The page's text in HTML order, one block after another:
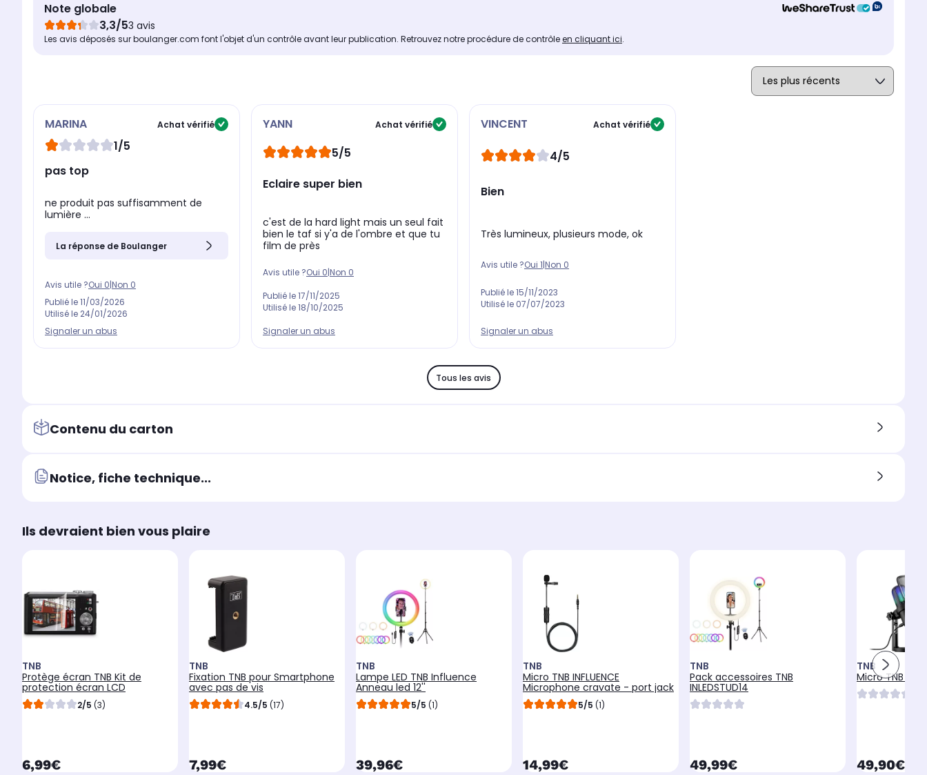
Note globale
3,3/53 avis
Les avis déposés sur boulanger.com font l'objet d'un contrôle avant leur publication. Retrouvez notre procédure de contrôleen cliquant ici.
MARINA Achat vérifié
1/5
pas top
ne produit pas suffisamment de
lumière ...
La réponse de Boulanger
Avis utile ?Oui 0|Non 0
Publié le11/03/2026
Utilisé le 24/01/2026
Signaler un abus
YANN Achat vérifié
5/5
Eclaire super bien
c'est de la hard light mais un seul fait
bien le taf si y'a de l'ombre et que tu
film de près
Avis utile ?Oui 0|Non 0
Publié le17/11/2025
Utilisé le18/10/2025
Signaler un abus
VINCENT Achat vérifié
4/5
Bien
Très lumineux, plusieurs mode, ok
Avis utile ?Oui 1|Non 0
Publié le15/11/2023
Utilisé le 07/07/2023
Signaler un abus
Tous les avis
Contenu du carton
Notice, fiche technique...
Ils devraient bien vous plaire
TNB
Protège écran TNB Kit de
protection écran LCD
2/5 (3)
currentPrice
6,99€
TNB
Fixation TNB pour Smartphone
avec pas de vis
4.5/5 (17)
currentPrice
7,99€
TNB
Lampe LED TNB Influence
Anneau led 12''
5/5 (1)
currentPrice
39,96€
TNB
Micro TNB INFLUENCE
Microphone cravate - port jack
5/5 (1)
currentPrice
14,99€
TNB
Pack accessoires TNB
INLEDSTUD14
currentPrice
49,99€
TNB
Micro TNB
49,90€